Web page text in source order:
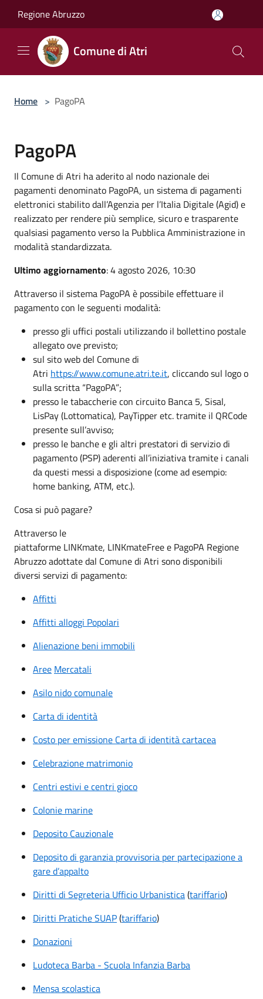
Regione Abruzzo
Comune di Atri
Home > PagoPA
PagoPA
Il Comune di Atri ha aderito al nodo nazionale dei
pagamenti denominato PagoPA, un sistema di pagamenti
elettronici stabilito dall’Agenzia per l’Italia Digitale (Agid) e
realizzato per rendere più semplice, sicuro e trasparente
qualsiasi pagamento verso la Pubblica Amministrazione in
modalità standardizzata.
Ultimo aggiornamento: 4 agosto 2026, 10:30
Attraverso il sistema PagoPA è possibile effettuare il
pagamento con le seguenti modalità:
presso gli uffici postali utilizzando il bollettino postale
allegato ove previsto;
sul sito web del Comune di
Atri https://www.comune.atri.te.it, cliccando sul logo o
sulla scritta “PagoPA”;
presso le tabaccherie con circuito Banca 5, Sisal,
LisPay (Lottomatica), PayTipper etc. tramite il QRCode
presente sull’avviso;
presso le banche e gli altri prestatori di servizio di
pagamento (PSP) aderenti all’iniziativa tramite i canali
da questi messi a disposizione (come ad esempio:
home banking, ATM, etc.).
Cosa si può pagare?
Attraverso le
piattaforme LINKmate, LINKmateFree e PagoPA Regione
Abruzzo adottate dal Comune di Atri sono disponibili
diversi servizi di pagamento:
Affitti
Affitti alloggi Popolari
Alienazione beni immobili
Aree Mercatali
Asilo nido comunale
Carta di identità
Costo per emissione Carta di identità cartacea
Celebrazione matrimonio
Centri estivi e centri gioco
Colonie marine
Deposito Cauzionale
Deposito di garanzia provvisoria per partecipazione a
gare d’appalto
Diritti di Segreteria Ufficio Urbanistica(tariffario)
Diritti Pratiche SUAP(tariffario)
Donazioni
Ludoteca Barba - Scuola Infanzia Barba
Mensa scolastica